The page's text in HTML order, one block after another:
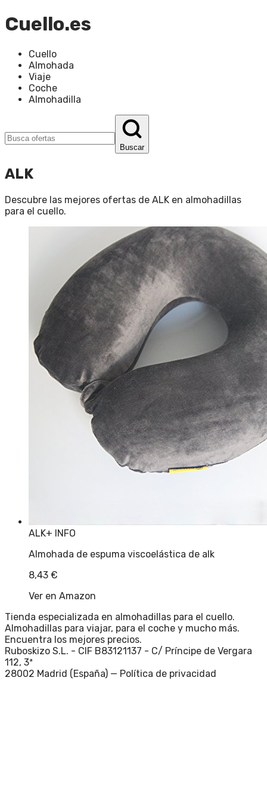
Cuello.es
Cuello
Almohada
Viaje
Coche
Almohadilla
Buscar
ALK
Descubre las mejores ofertas de ALK en almohadillas
para el cuello.
ALK+ INFO
Almohada de espuma viscoelástica de alk
8,43 €
Ver en Amazon
Tienda especializada en almohadillas para el cuello.
Almohadillas para viajar, para el coche y mucho más.
Encuentra los mejores precios.
Ruboskizo S.L. - CIF B83121137 - C/ Príncipe de Vergara
112, 3ª
28002 Madrid (España) — Política de privacidad